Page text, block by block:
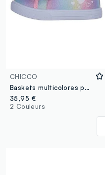
CHICCO
Baskets multicolores pour fille avec fermeture à scratch et motif cœur
35,95 €
2 Couleurs